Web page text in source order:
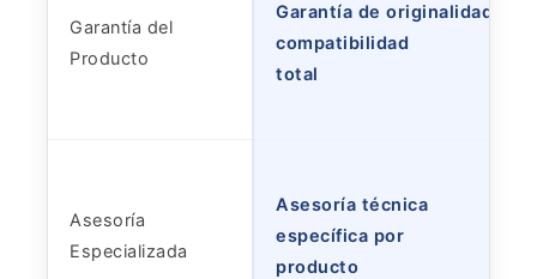
Garantía del
Producto
Garantía de originalidad y
compatibilidad
total
Asesoría
Especializada
Asesoría técnica
específica por
producto